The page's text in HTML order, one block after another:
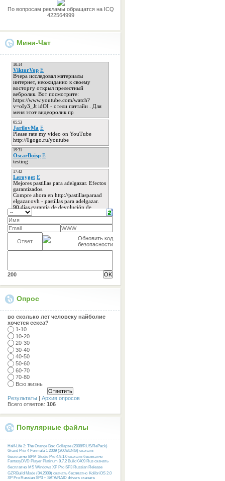
По вопросам рекламы обращатся на ICQ
422564999
Мини-Чат
200
Опрос
во сколько лет человеку найболие
хочется секса?
1-10
10-20
20-30
30-40
40-50
50-60
60-70
70-80
Всю жизнь
Результаты
Архив опросов
Всего ответов: 106
Популярные файлы
Half-Life 2: The Orange Box Collapse (2008/RUS/RePack)
Grand Prix 4 Formula 1 2009 (2009/ENG) скачать
бесплатно BPM Studio Pro 4.9.1.0 скачать бесплатно
FantasyDVD Player Platinum 9.7.2 Build 0409 Rus скачать
бесплатно MS Windows XP Pro SP3 Russian Release
GZRBuild Made (04.2009) скачать бесплатно KolibriOS 2.0
XP Pro Russian SP3 + SATA/RAID drivers скачать